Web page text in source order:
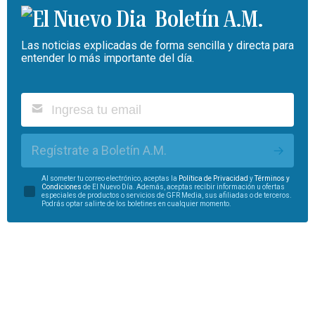
Boletín A.M.
Las noticias explicadas de forma sencilla y directa para
entender lo más importante del día.
Regístrate a Boletín A.M.
Al someter tu correo electrónico, aceptas la Política de Privacidad yTérminos y
Condiciones de El Nuevo Día. Además, aceptas recibir información u ofertas
especiales de productos o servicios de GFR Media, sus afiliadas o de terceros.
Podrás optar salirte de los boletines en cualquier momento.